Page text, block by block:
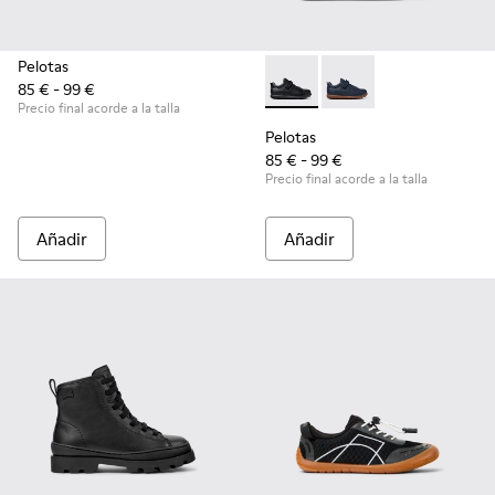
Pelotas
85 € - 99 €
Precio final acorde a la talla
Añadir
Pelotas - K800316-003 -
Pelotas - K800316-
Pelotas
85 € - 99 €
Precio final acorde a la talla
Añadir